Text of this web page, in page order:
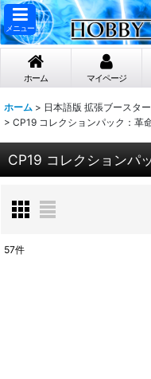
メニュー
ホーム マイページ
ホーム > 日本語版 拡張ブースタ
> CP19 コレクションパック：革
CP19 コレクションパ
57件